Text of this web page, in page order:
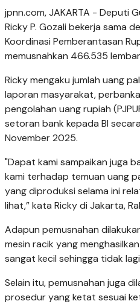
jpnn.com, JAKARTA - Deputi
Ricky P. Gozali bekerja sama
Koordinasi Pemberantasan
memusnahkan 466.535 lembar
Ricky mengaku jumlah uang
laporan masyarakat,
pengolahan uang rupiah
setoran bank kepada BI
November 2025.
"Dapat kami sampaikan juga
kami terhadap temuan uang
yang diproduksi selama ini
lihat,” kata Ricky di Jakarta,
Adapun pemusnahan
mesin racik yang
sangat kecil sehingga tidak
Selain itu, pemusnahan juga
prosedur yang ketat sesuai